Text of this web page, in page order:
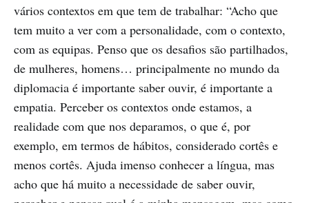
vários contextos em que tem de trabalhar: “Acho que
tem muito a ver com a personalidade, com o contexto,
com as equipas. Penso que os desafios são partilhados,
de mulheres, homens… principalmente no mundo da
diplomacia é importante saber ouvir, é importante a
empatia. Perceber os contextos onde estamos, a
realidade com que nos deparamos, o que é, por
exemplo, em termos de hábitos, considerado cortês e
menos cortês. Ajuda imenso conhecer a língua, mas
acho que há muito a necessidade de saber ouvir,